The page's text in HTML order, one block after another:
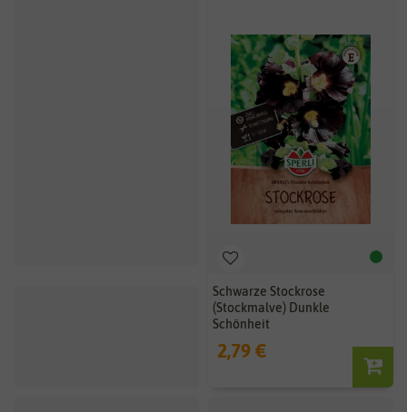
Schwarze Stockrose
(Stockmalve) Dunkle
Schönheit
2,79 €